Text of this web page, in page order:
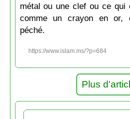
métal ou une clef ou ce qui
comme un crayon en or,
péché.
https://www.islam.ms/?p=684
Plus